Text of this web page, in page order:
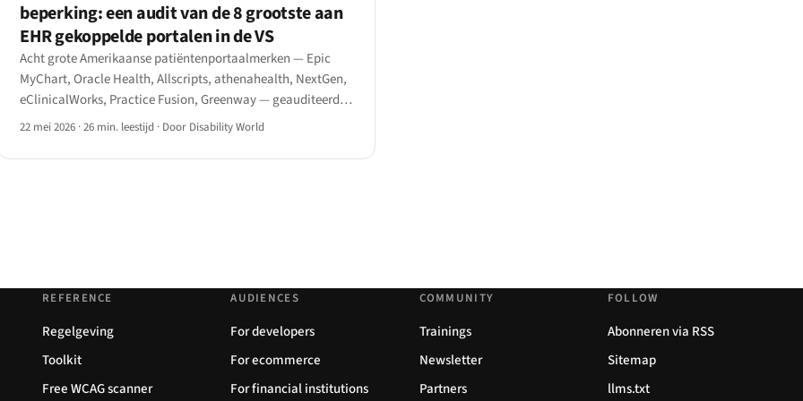
beperking: een audit van de 8 grootste aan
EHR gekoppelde portalen in de VS
Acht grote Amerikaanse patiëntenportaalmerken — Epic
MyChart, Oracle Health, Allscripts, athenahealth, NextGen,
eClinicalWorks, Practice Fusion, Greenway — geauditeerd
aan de hand van WCAG 2.1 AA en de HHS Section 504-
22 mei 2026 ·26 min. leestijd · Door Disability World
REFERENCE
Regelgeving
Toolkit
Free WCAG scanner
AUDIENCES
For developers
For ecommerce
For financial institutions
COMMUNITY
Trainings
Newsletter
Partners
FOLLOW
Abonneren via RSS
Sitemap
llms.txt